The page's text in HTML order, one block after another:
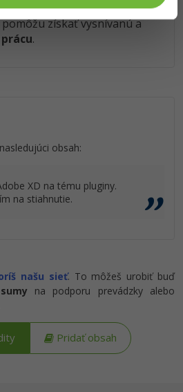
v oblasti IT.
získať vysnívanú a
.
obsah:
XD na tému pluginy.
na stiahnutie.
našu sieť. To môžeš urobiť buď
na podporu prevádzky alebo
Pridať obsah